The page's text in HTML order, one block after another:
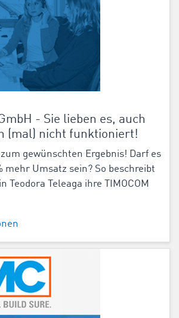
- Sie lieben es, auch
(mal) nicht funktioniert!
gewünschten Ergebnis! Darf es
mehr Umsatz sein? So beschreibt
Teodora Teleaga ihre TIMOCOM